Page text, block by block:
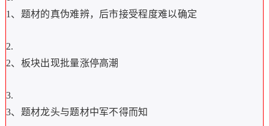
1、题材的真伪难辨，后市接受程度难以确定
2、板块出现批量涨停高潮
3、题材龙头与题材中军不得而知